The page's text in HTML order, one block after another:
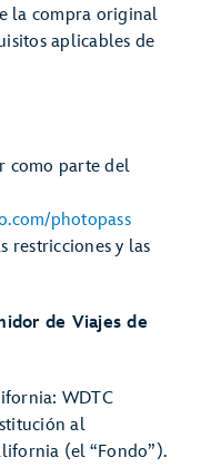
la compra original
aplicables de
como parte del
photopass
restricciones y las
de Viajes de
WDTC
al
(el “Fondo”).